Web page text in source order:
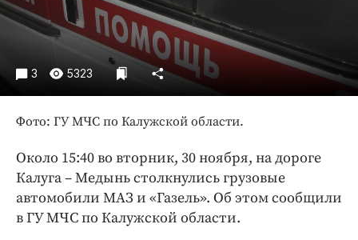
ПРОЕКТЫ
Блоги
Издания
Медиаперсона
Интересное чтиво
Бренд года
Работодатель года
3 5323
Фото: ГУ МЧС по Калужской области.
Около 15:40 во вторник, 30 ноября, на дороге
Калуга – Медынь столкнулись грузовые
автомобили МАЗ и «Газель». Об этом сообщили
в ГУ МЧС по Калужской области.